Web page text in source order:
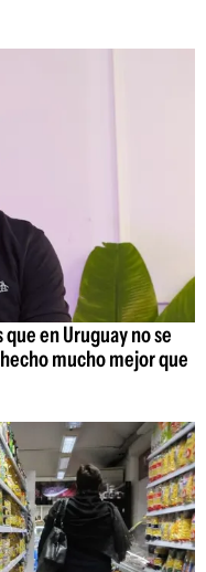
en Uruguay no se
mucho mejor que